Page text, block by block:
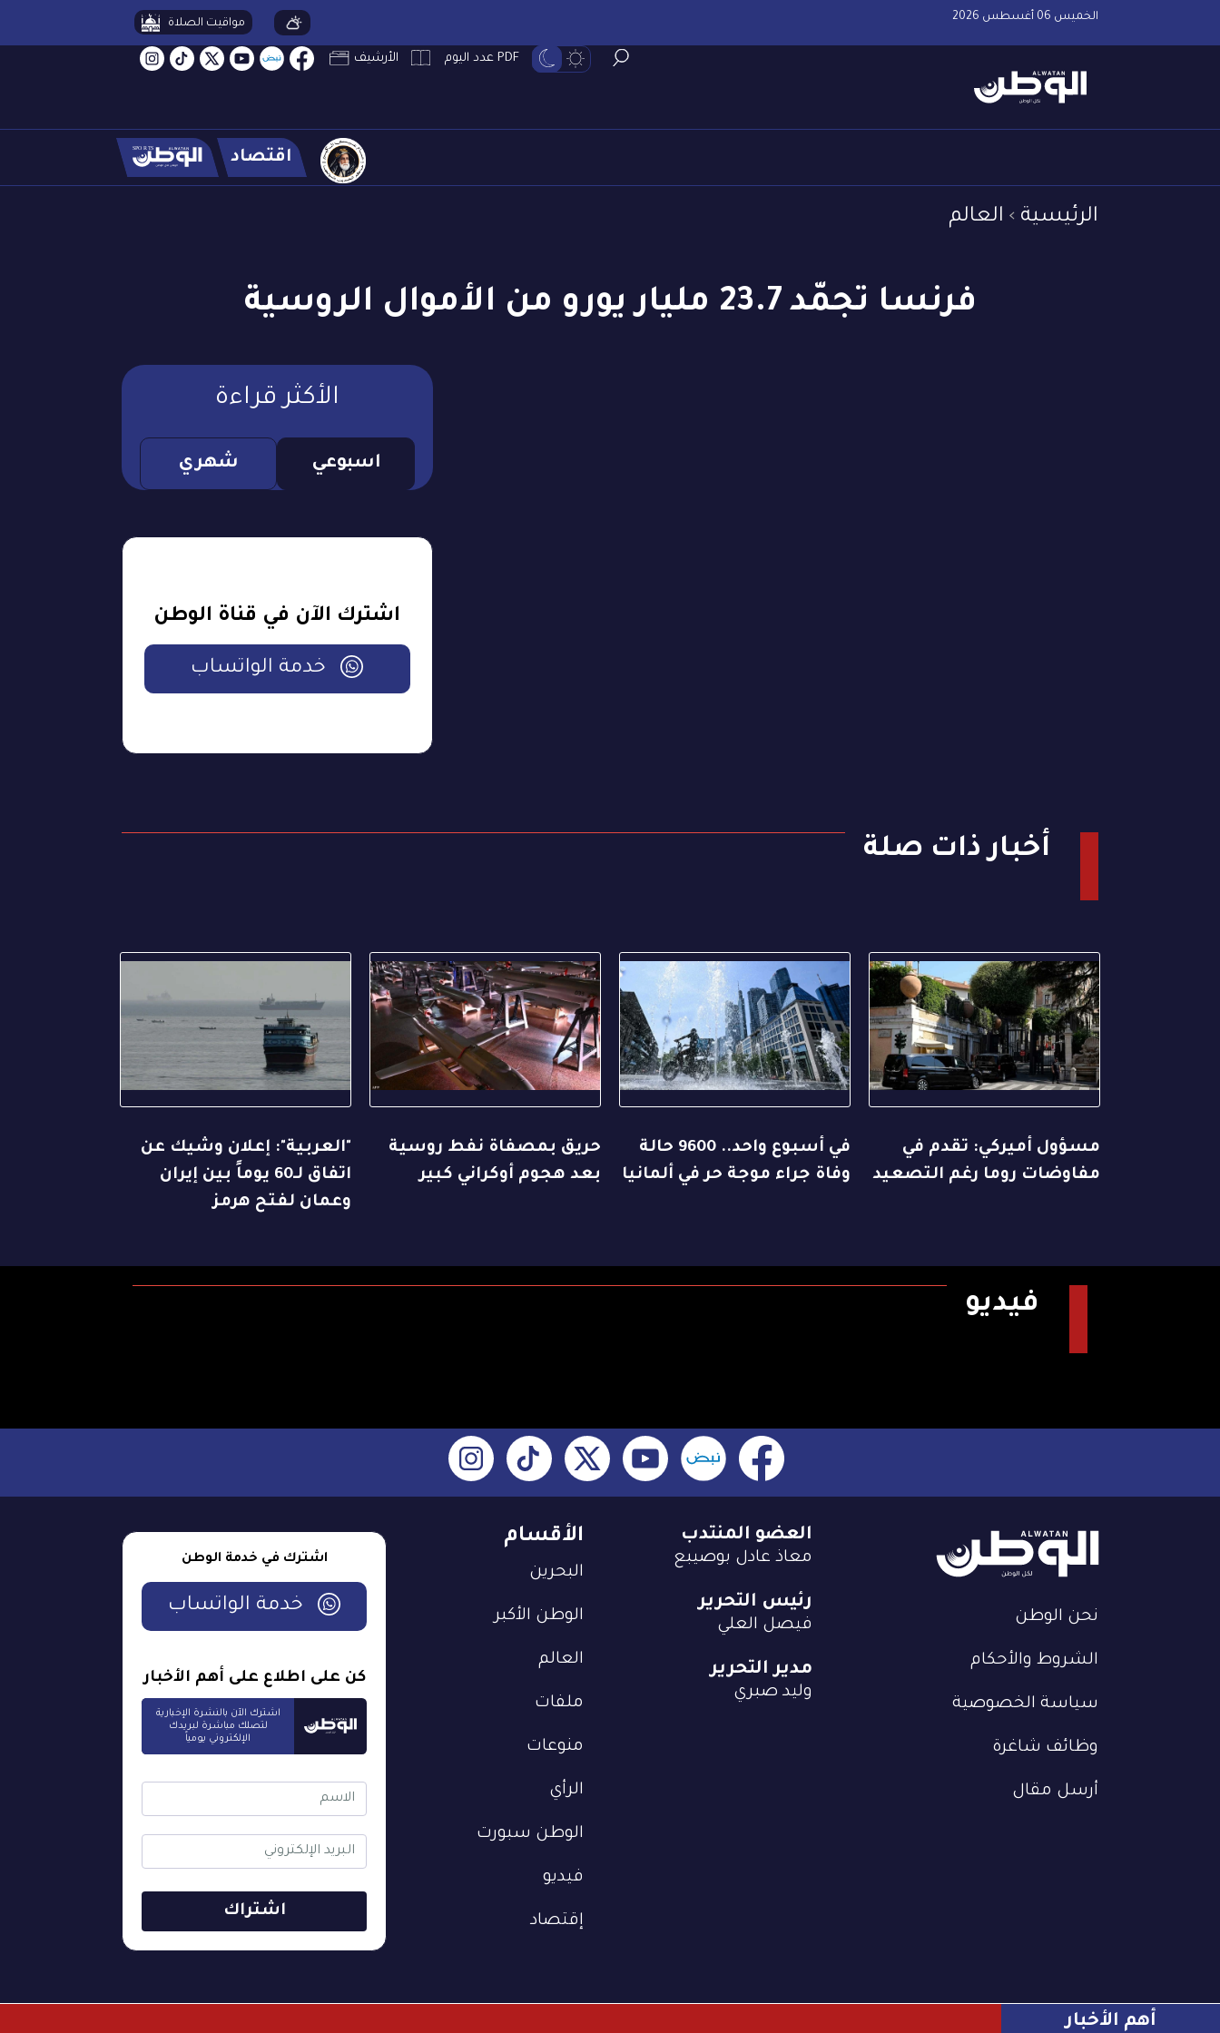
الخميس 06 أغسطس 2026 مواقيت الصلاة
PDF عدد اليوم الأرشيف
اقتصاد
الرئيسية العالم
فرنسا تجمّد 23.7 مليار يورو من الأموال الروسية
الأكثر قراءة
اسبوعي شهري
اشترك الآن في قناة الوطن
خدمة الواتساب
أخبار ذات صلة
مسؤول أميركي: تقدم في
مفاوضات روما رغم التصعيد
في أسبوع واحد.. 9600 حالة
وفاة جراء موجة حر في ألمانيا
حريق بمصفاة نفط روسية
بعد هجوم أوكراني كبير
"العربية": إعلان وشيك عن
اتفاق لـ60 يوماً بين إيران
وعمان لفتح هرمز
فيديو
أهم الأخبار
نحن الوطن
الشروط والأحكام
سياسة الخصوصية
وظائف شاغرة
أرسل مقال
الأقسام
البحرين
الوطن الأكبر
العالم
ملفات
منوعات
الرأي
الوطن سبورت
فيديو
إقتصاد
العضو المنتدب
معاذ عادل بوصيبع
رئيس التحرير
فيصل العلي
مدير التحرير
وليد صبري
اشترك في خدمة الوطن
خدمة الواتساب
كن على اطلاع على أهم الأخبار
اشترك الآن بالنشرة الإخبارية
لتصلك مباشرة لبريدك
الإلكتروني يومياً
اشتراك